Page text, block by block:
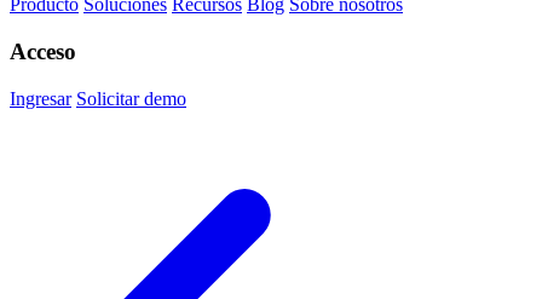
Producto Soluciones Recursos Blog Sobre nosotros
Acceso
Ingresar Solicitar demo